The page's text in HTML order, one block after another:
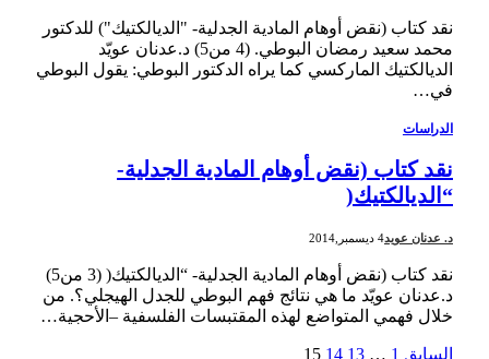
نقد كتاب (نقض أوهام المادية الجدلية- "الديالكتيك") للدكتور
محمد سعيد رمضان البوطي. (4 من5) د.عدنان عويّد
الديالكتيك الماركسي كما يراه الدكتور البوطي: يقول البوطي
في…
الدراسات
نقد كتاب (نقض أوهام المادية الجدلية-
“الديالكتيك(
د. عدنان عويد4 ديسمبر,2014
نقد كتاب (نقض أوهام المادية الجدلية- “الديالكتيك( (3 من5)
د.عدنان عويّد ما هي نتائج فهم البوطي للجدل الهيجلي؟. من
خلال فهمي المتواضع لهذه المقتبسات الفلسفية –الأحجية…
السابق 1
…
13
14
15